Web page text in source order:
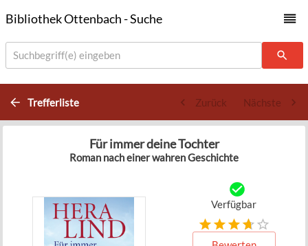
Bibliothek Ottenbach - Suche
Suchbegriff(e) eingeben
Trefferliste Zurück Nächste
Für immer deine Tochter
Roman nach einer wahren Geschichte
Verfügbar